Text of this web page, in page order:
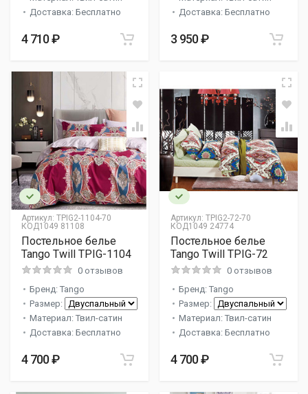
Доставка: Бесплатно
4 710 ₽
Доставка: Бесплатно
3 950 ₽
Артикул: TPIG2-1104-70
КОД1049 81108
Постельное белье
Tango Twill TPIG-1104
0 отзывов
Бренд: Tango
Размер:
Материал: Твил-сатин
Доставка: Бесплатно
4 700 ₽
Артикул: TPIG2-72-70
КОД1049 24774
Постельное белье
Tango Twill TPIG-72
0 отзывов
Бренд: Tango
Размер:
Материал: Твил-сатин
Доставка: Бесплатно
4 700 ₽